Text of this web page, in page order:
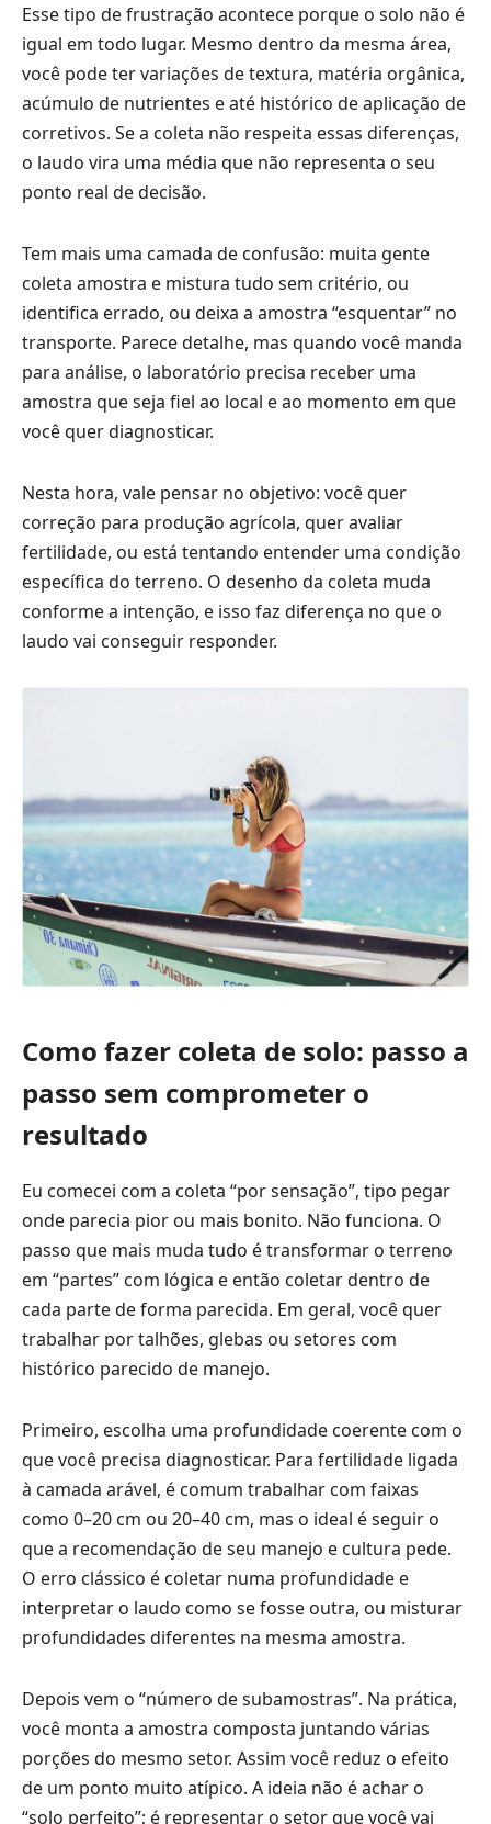
Esse tipo de frustração acontece porque o solo não é
igual em todo lugar. Mesmo dentro da mesma área,
você pode ter variações de textura, matéria orgânica,
acúmulo de nutrientes e até histórico de aplicação de
corretivos. Se a coleta não respeita essas diferenças,
o laudo vira uma média que não representa o seu
ponto real de decisão.
Tem mais uma camada de confusão: muita gente
coleta amostra e mistura tudo sem critério, ou
identifica errado, ou deixa a amostra “esquentar” no
transporte. Parece detalhe, mas quando você manda
para análise, o laboratório precisa receber uma
amostra que seja fiel ao local e ao momento em que
você quer diagnosticar.
Nesta hora, vale pensar no objetivo: você quer
correção para produção agrícola, quer avaliar
fertilidade, ou está tentando entender uma condição
específica do terreno. O desenho da coleta muda
conforme a intenção, e isso faz diferença no que o
laudo vai conseguir responder.
Como fazer coleta de solo: passo a
passo sem comprometer o
resultado
Eu comecei com a coleta “por sensação”, tipo pegar
onde parecia pior ou mais bonito. Não funciona. O
passo que mais muda tudo é transformar o terreno
em “partes” com lógica e então coletar dentro de
cada parte de forma parecida. Em geral, você quer
trabalhar por talhões, glebas ou setores com
histórico parecido de manejo.
Primeiro, escolha uma profundidade coerente com o
que você precisa diagnosticar. Para fertilidade ligada
à camada arável, é comum trabalhar com faixas
como 0–20 cm ou 20–40 cm, mas o ideal é seguir o
que a recomendação de seu manejo e cultura pede.
O erro clássico é coletar numa profundidade e
interpretar o laudo como se fosse outra, ou misturar
profundidades diferentes na mesma amostra.
Depois vem o “número de subamostras”. Na prática,
você monta a amostra composta juntando várias
porções do mesmo setor. Assim você reduz o efeito
de um ponto muito atípico. A ideia não é achar o
“solo perfeito”; é representar o setor que você vai